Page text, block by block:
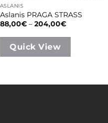
ASLANIS
Aslanis PRAGA STRASS
88,00€ – 204,00€Price
88,00€
Quick View